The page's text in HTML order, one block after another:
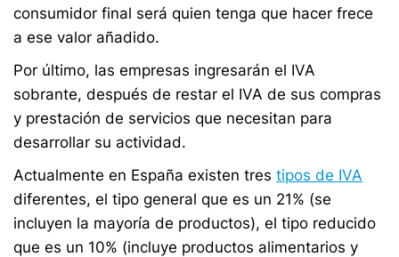
consumidor final será quien tenga que hacer frece
a ese valor añadido.
Por último, las empresas ingresarán el IVA
sobrante, después de restar el IVA de sus compras
y prestación de servicios que necesitan para
desarrollar su actividad.
Actualmente en España existen tres tipos de IVA
diferentes, el tipo general que es un 21% (se
incluyen la mayoría de productos), el tipo reducido
que es un 10% (incluye productos alimentarios y